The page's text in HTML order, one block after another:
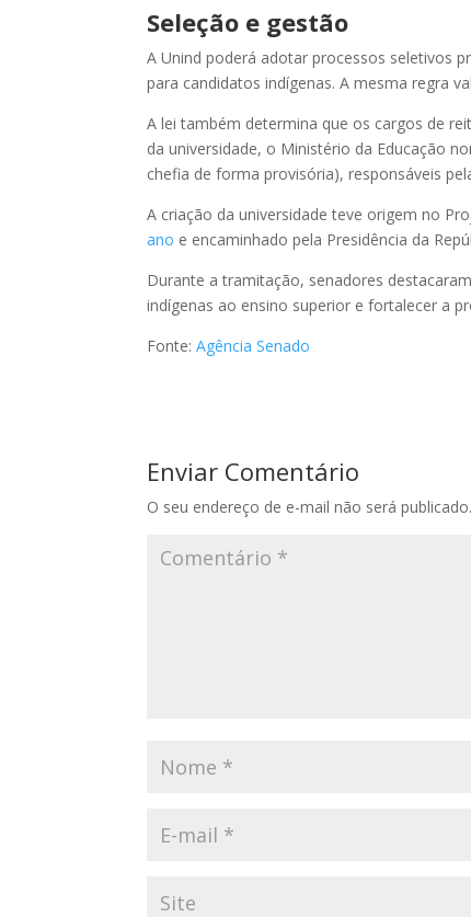
Seleção e gestão
A Unind poderá adotar processos seletivos
para candidatos indígenas. A mesma regra
A lei também determina que os cargos de
da universidade, o Ministério da Educação
chefia de forma provisória), responsáveis
A criação da universidade teve origem no
ano e encaminhado pela Presidência da
Durante a tramitação, senadores
indígenas ao ensino superior e fortalecer a
Fonte:Agência Senado
Enviar Comentário
O seu endereço de e-mail não será publicado.